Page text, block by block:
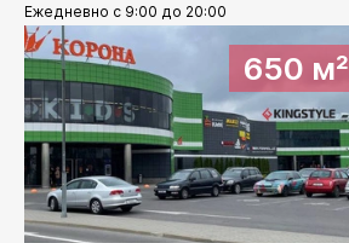
Ежедневно с 9:00 до 20:00
650 м²